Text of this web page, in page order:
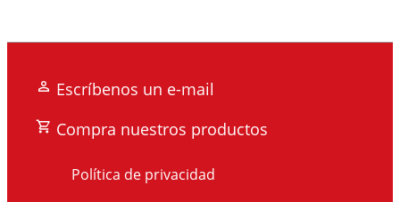
Escríbenos un e-mail
Compra nuestros productos
Política de privacidad